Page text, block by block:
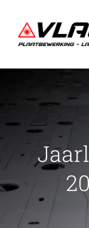
naar
inhoud
Plaatbewerking
Lasconstructie
Poederlakken